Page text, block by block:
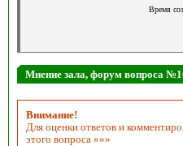
Время
Мнение зала, форум вопроса
Внимание!
Для оценки ответов и
этого вопроса »»»